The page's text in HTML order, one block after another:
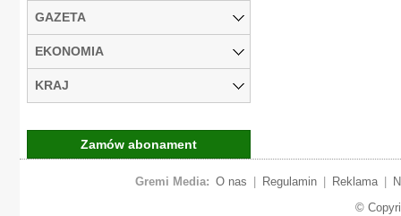
GAZETA
EKONOMIA
KRAJ
Zamów abonament
Gremi Media: O nas Regulamin Reklama
©